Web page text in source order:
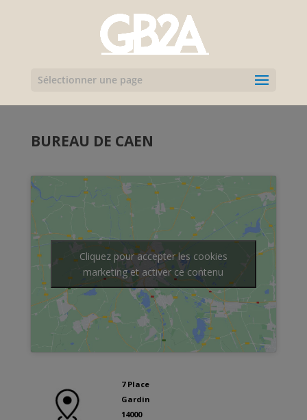
Sélectionner une page
BUREAU DE CAEN
Cliquez pour accepter les cookies
marketing et activer ce contenu
7 Place
Gardin
14000